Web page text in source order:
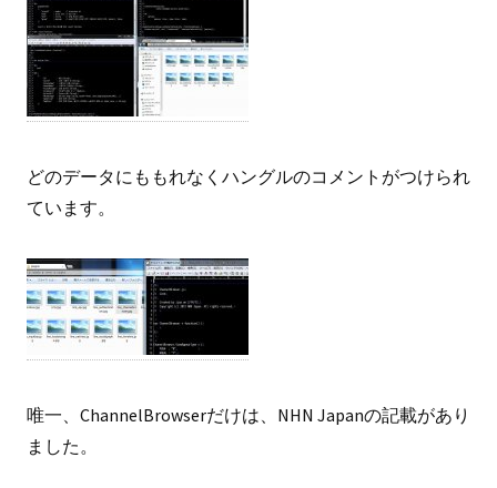
どのデータにももれなくハングルのコメントがつけられ
ています。
唯一、ChannelBrowserだけは、NHN Japanの記載があり
ました。